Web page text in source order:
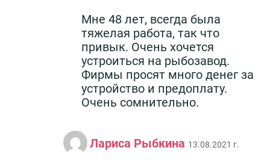
Мне 48 лет, всегда была
тяжелая работа, так что
привык. Очень хочется
устроиться на рыбозавод.
Фирмы просят много денег за
устройство и предоплату.
Очень сомнительно.
Лариса Рыбкина 13.08.2021 г.